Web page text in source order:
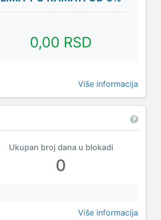
0,00 RSD
Više informacija
Ukupan broj dana u blokadi
0
Više informacija